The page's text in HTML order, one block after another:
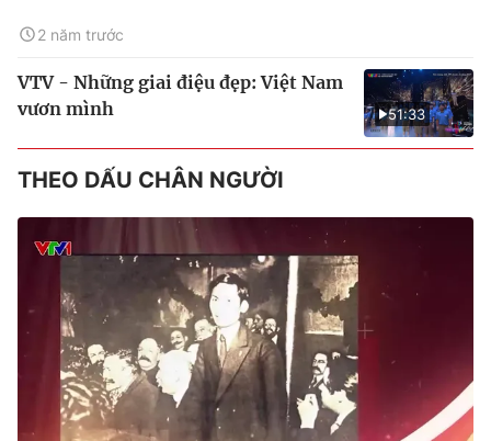
2 năm trước
51:33
VTV - Những giai điệu đẹp: Việt Nam
vươn mình
THEO DẤU CHÂN NGƯỜI